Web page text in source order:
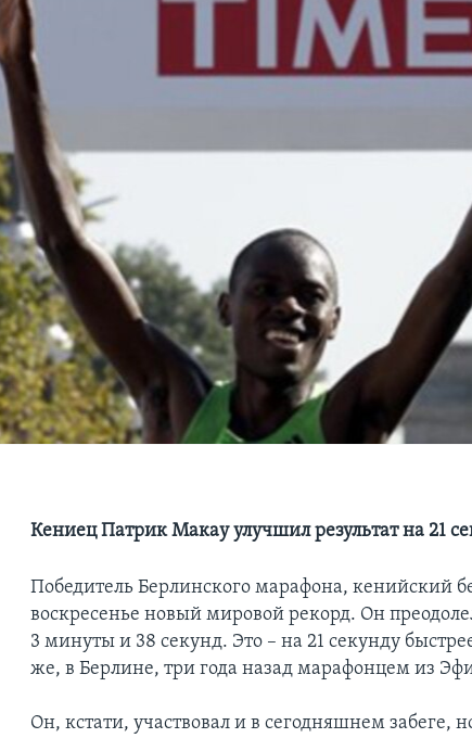
Кениец Патрик Макау улучшил результат на 21
Победитель Берлинского марафона, кенийский
воскресенье новый мировой рекорд. Он
3 минуты и 38 секунд. Это – на 21 секунду
же, в Берлине, три года назад марафонцем из
Он, кстати, участвовал и в сегодняшнем забеге,